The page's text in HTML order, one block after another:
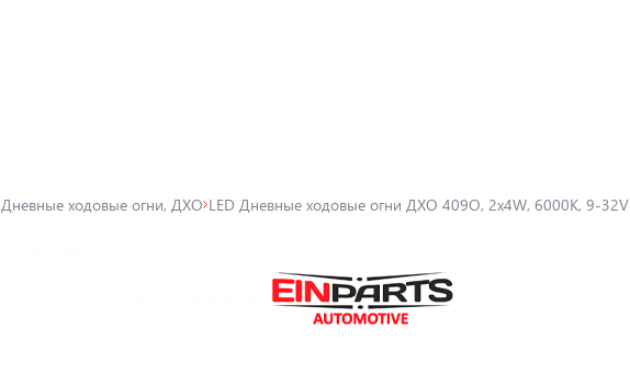
Дневные ходовые огни, ДХО LED Дневные ходовые огни ДХО 409O, 2x4W, 6000K, 9-32V